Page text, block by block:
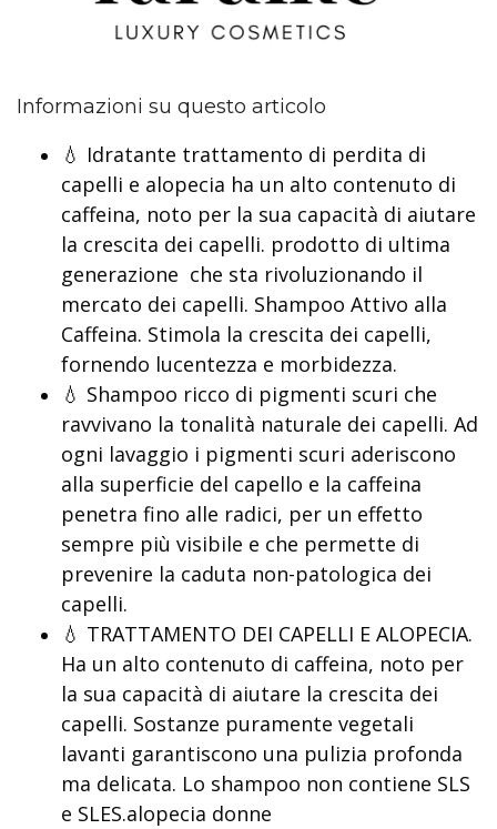
Informazioni su questo articolo
💧 Idratante trattamento di perdita di
capelli e alopecia ha un alto contenuto di
caffeina, noto per la sua capacità di aiutare
la crescita dei capelli. prodotto di ultima
generazione che sta rivoluzionando il
mercato dei capelli. Shampoo Attivo alla
Caffeina. Stimola la crescita dei capelli,
fornendo lucentezza e morbidezza.
💧 Shampoo ricco di pigmenti scuri che
ravvivano la tonalità naturale dei capelli. Ad
ogni lavaggio i pigmenti scuri aderiscono
alla superficie del capello e la caffeina
penetra fino alle radici, per un effetto
sempre più visibile e che permette di
prevenire la caduta non-patologica dei
capelli.
💧 TRATTAMENTO DEI CAPELLI E ALOPECIA.
Ha un alto contenuto di caffeina, noto per
la sua capacità di aiutare la crescita dei
capelli. Sostanze puramente vegetali
lavanti garantiscono una pulizia profonda
ma delicata. Lo shampoo non contiene SLS
e SLES.alopecia donne